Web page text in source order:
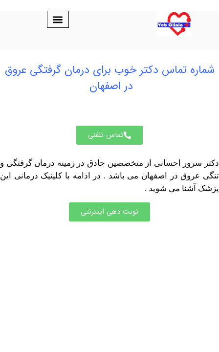
تماس دکتر خوب برای درمان گرفتگی عروق
در اصفهان
تماس تلفنی
احسانی از متخصصین حاذق در زمینه درمان گرفتگی و
در اصفهان می باشد . در ادامه با کلینیک درمانی این
می شوید .
نوبت دهی اینترنتی